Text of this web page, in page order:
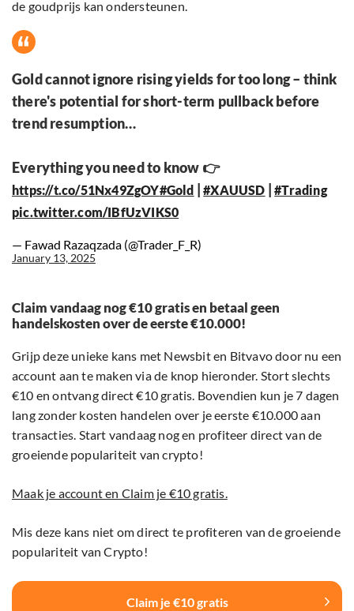
de goudprijs kan ondersteunen.
Gold cannot ignore rising yields for too long – think
there's potential for short-term pullback before
trend resumption…
Everything you need to know 👉
https://t.co/51Nx49ZgOY#Gold |#XAUUSD |#Trading
pic.twitter.com/IBfUzVIKS0
— Fawad Razaqzada (@Trader_F_R)
January 13, 2025
Claim vandaag nog €10 gratis en betaal geen
handelskosten over de eerste €10.000!
Grijp deze unieke kans met Newsbit en Bitvavo door nu een
account aan te maken via de knop hieronder. Stort slechts
€10 en ontvang direct €10 gratis. Bovendien kun je 7 dagen
lang zonder kosten handelen over je eerste €10.000 aan
transacties. Start vandaag nog en profiteer direct van de
groeiende populariteit van crypto!
Maak je account en Claim je €10 gratis.
Mis deze kans niet om direct te profiteren van de groeiende
populariteit van Crypto!
Claim je €10 gratis